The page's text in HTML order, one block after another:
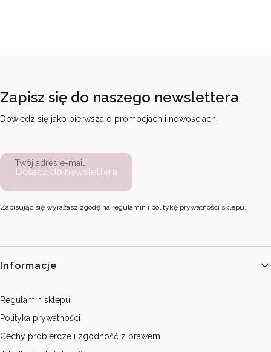
Zapisz się do naszego newslettera
Dowiedz się jako pierwsza o promocjach i nowościach.
Twój adres e-mail
Dołącz do newslettera
Zapisując się wyrażasz zgodę na regulamin i politykę prywatności sklepu.
Linki w stopce
Informacje
Regulamin sklepu
Polityka prywatności
Cechy probiercze i zgodność z prawem